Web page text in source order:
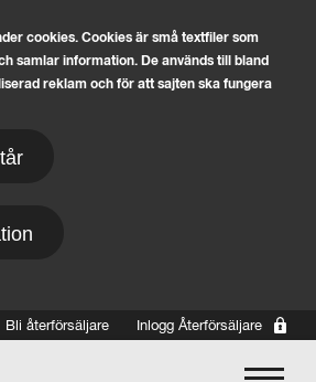
cookies. Cookies är små textfiler som
samlar information. De används till bland
reklam och för att sajten ska fungera
Bli återförsäljare Inlogg Återförsäljare